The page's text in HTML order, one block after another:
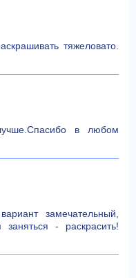
тяжеловато.
в любом
замечательный,
- раскрасить!